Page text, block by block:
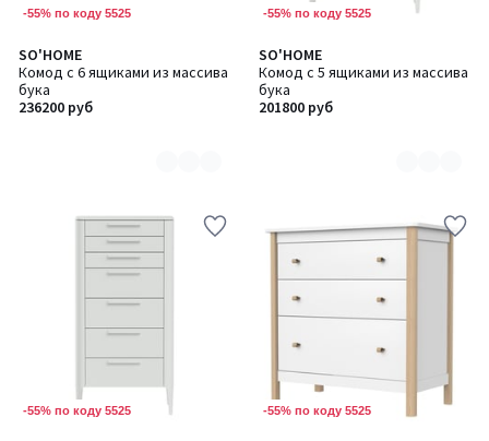
-55% по коду 5525
SO'HOME
Комод с 6 ящиками из массива
бука
236200 руб
Количество
цветов:
6
-55% по коду 5525
SO'HOME
Комод с 5 ящиками из массива
бука
201800 руб
Количество
цветов:
6
-55% по коду 5525 -55% по коду 5525